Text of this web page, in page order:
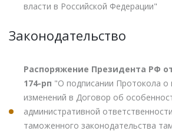
власти в Российской Федерации"
Законодательство
Распоряжение Президента РФ от
174-рп "О подписании Протокола о
изменений в Договор об
административной
таможенного законодательства